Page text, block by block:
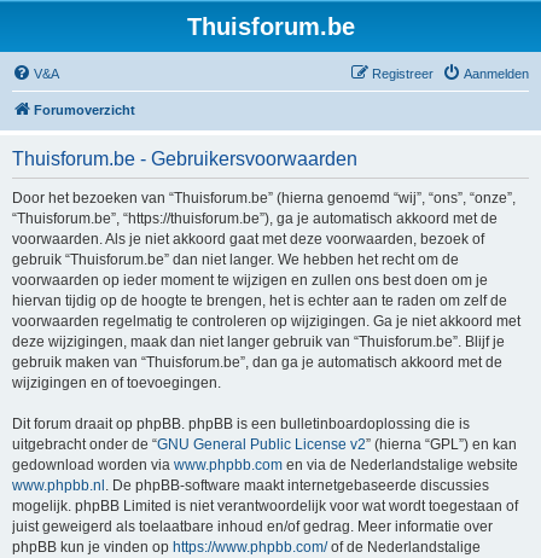
Thuisforum.be
V&A Aanmelden
Registreer
Forumoverzicht
Thuisforum.be - Gebruikersvoorwaarden
Door het bezoeken van “Thuisforum.be” (hierna genoemd “wij”, “ons”, “onze”,
“Thuisforum.be”, “https://thuisforum.be”), ga je automatisch akkoord met de
voorwaarden. Als je niet akkoord gaat met deze voorwaarden, bezoek of
gebruik “Thuisforum.be” dan niet langer. We hebben het recht om de
voorwaarden op ieder moment te wijzigen en zullen ons best doen om je
hiervan tijdig op de hoogte te brengen, het is echter aan te raden om zelf de
voorwaarden regelmatig te controleren op wijzigingen. Ga je niet akkoord met
deze wijzigingen, maak dan niet langer gebruik van “Thuisforum.be”. Blijf je
gebruik maken van “Thuisforum.be”, dan ga je automatisch akkoord met de
wijzigingen en of toevoegingen.
Dit forum draait op phpBB. phpBB is een bulletinboardoplossing die is
uitgebracht onder de “GNU General Public License v2” (hierna “GPL”) en kan
gedownload worden via www.phpbb.com en via de Nederlandstalige website
www.phpbb.nl . De phpBB-software maakt internetgebaseerde discussies
mogelijk. phpBB Limited is niet verantwoordelijk voor wat wordt toegestaan of
juist geweigerd als toelaatbare inhoud en/of gedrag. Meer informatie over
phpBB kun je vinden op https://www.phpbb.com/of de Nederlandstalige